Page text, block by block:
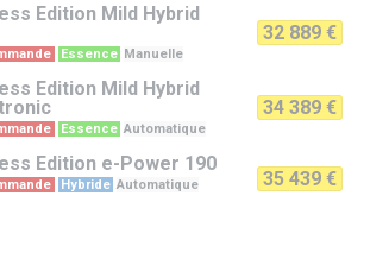
Edition Mild Hybrid
Essence Manuelle
32 889 €
Edition Mild Hybrid
Essence Automatique
34 389 €
Edition e-Power 190
Hybride Automatique 35 439 €